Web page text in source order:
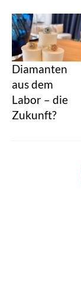
Diamanten
aus dem
Labor – die
Zukunft?